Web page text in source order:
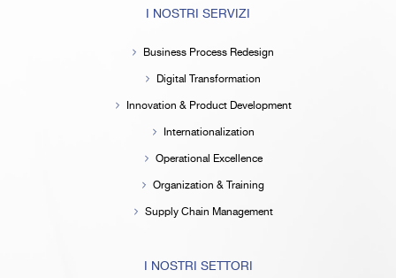
I NOSTRI SERVIZI
Business Process Redesign
Digital Transformation
Innovation & Product Development
Internationalization
Operational Excellence
Organization & Training
Supply Chain Management
I NOSTRI SETTORI